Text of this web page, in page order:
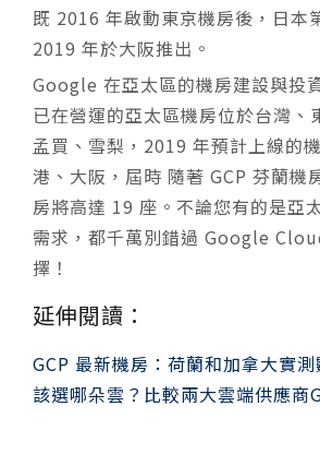
既 2016 年啟動東京機房後，日本
2019 年於大阪推出。
Google 在亞太區的機房建設與投
已在營運的亞太區機房位於台灣、
孟買、雪梨，2019 年預計上線的
港、大阪，屆時 隨著 GCP 芬蘭機
房將高達 19 座。不論您有的是亞
需求，都千萬別錯過 Google
擇！
延伸閱讀：
GCP 最新機房：荷蘭和加拿大實
該選哪朵雲？比較兩大雲端供應商